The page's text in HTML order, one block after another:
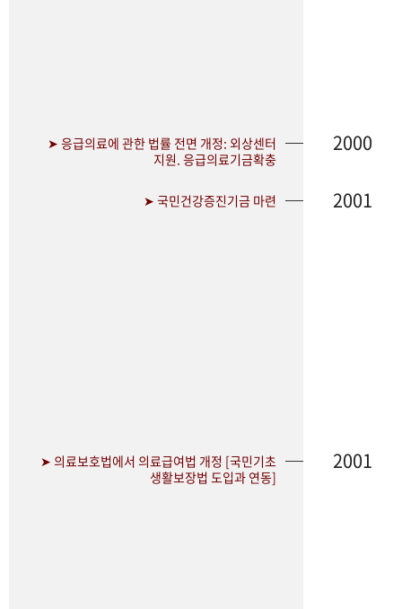
➤ 응급의료에 관한 법률 전면 개정: 외상센터
지원. 응급의료기금확충
2000
➤ 국민건강증진기금 마련 2001
➤ 의료보호법에서 의료급여법 개정 [국민기초
생활보장법 도입과 연동]
2001